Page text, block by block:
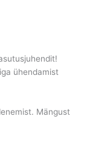
ühendamist
Mängust